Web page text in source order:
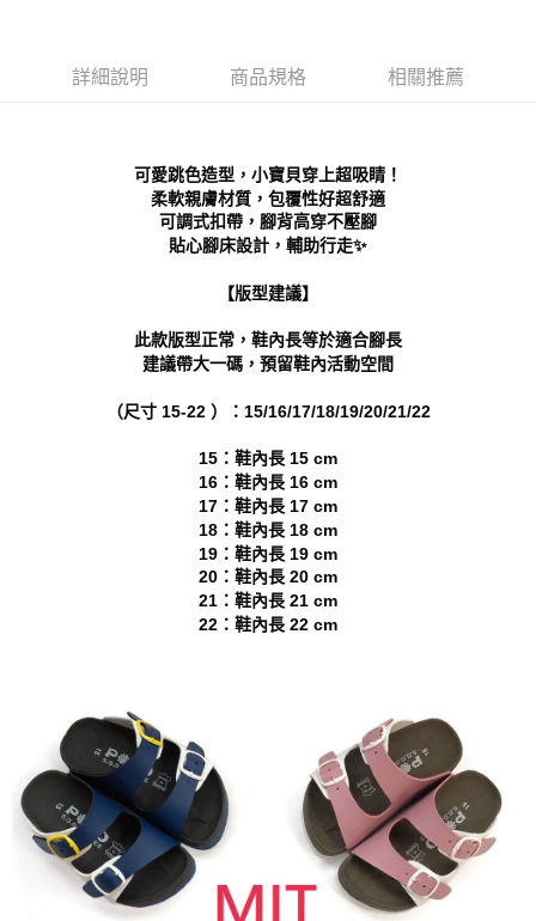
１．於結帳方式選擇「AFTEE先享後付」後，將跳轉至「AFTEE先享後付」
結帳頁面，進行簡訊認證並確認金額後，即可完成結帳。
※ 請注意：結帳手續完成當下不需立刻繳費，但若您需要取消訂單，請聯絡
購買商品的店家。未經商家同意取消之訂單仍視為有效，需透過AFTEE先享
※ 交易是否成功請以「AFTEE先享後付 」之結帳頁面顯示為準，若有關於
https://netprotections.freshdesk.com/support/home
１．透過由恩沛科技股份有限公司提供之「AFTEE先享後付」服務完成之交
易，需依本服務之必要範圍內提供個人資料，並將交易相關給付款項請求債
２．關於個人資料處理事宜，請瀏覽以下網址：
３．未成年的使用者請事先徵得法定代理人或監護人之同意方可使用
「AFTEE先享後付」，若未經同意申辦者引起之損失，本公司不負相關責
４．使用「AFTEE先享後付」時，將依據個別帳號之用戶狀況，依本公司即
時審查核予不同之上限額度；若仍有額度不足之情形，本公司將視審查結果
５．嚴禁一人註冊多個帳號或使用他人資訊註冊。若發現惡意使用之情形，
恩沛科技股份有限公司將有權停止該用戶之使用額度並採取法律行動。
付款後 全家取貨
每筆NT$70，滿NT$999(含以上)免運費
每筆NT$90，滿NT$999(含以上)免運費
詳細說明 商品規格 相關推薦
可愛跳色造型，小寶貝穿上超吸睛！
柔軟親膚材質，包覆性好超舒適
可調式扣帶，腳背高穿不壓腳
貼心腳床設計，輔助行走✨
【版型建議】
此款版型正常，鞋內長等於適合腳長
建議帶大一碼，預留鞋內活動空間
（尺寸 15-22 ）：15/16/17/18/19/20/21/22
15：鞋內長 15 cm
16：鞋內長 16 cm
17：鞋內長 17 cm
18：鞋內長 18 cm
19：鞋內長 19 cm
20：鞋內長 20 cm
21：鞋內長 21 cm
22：鞋內長 22 cm